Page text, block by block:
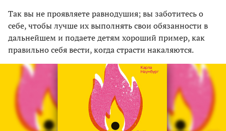
Так вы не проявляете равнодушия; вы заботитесь о
себе, чтобы лучше их выполнять свои обязанности в
дальнейшем и подаете детям хороший пример, как
правильно себя вести, когда страсти накаляются.